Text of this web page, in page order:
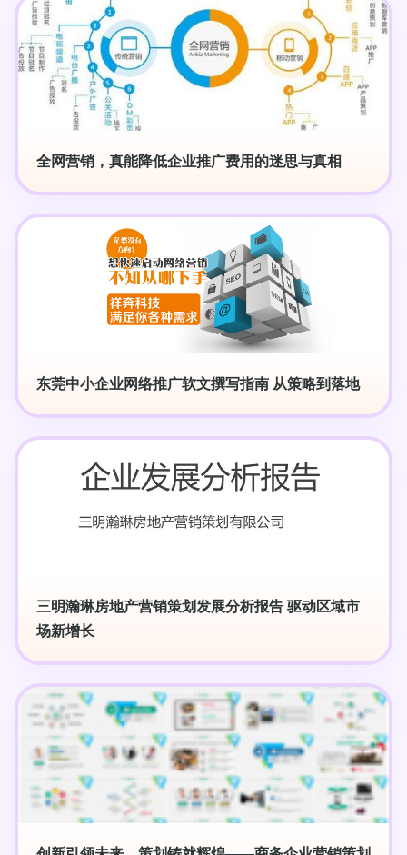
全网营销，真能降低企业推广费用的迷思与真相
东莞中小企业网络推广软文撰写指南 从策略到落地
三明瀚琳房地产营销策划发展分析报告 驱动区域市
场新增长